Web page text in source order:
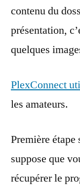
contenu du
présentation,
quelques
PlexConnect
les amateurs.
Première
suppose que
récupérer le